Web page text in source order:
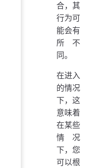
合，其
行为可
能会有
所不
同。
在进入
的情况
下，这
意味着
在某些
情况
下，您
可以根